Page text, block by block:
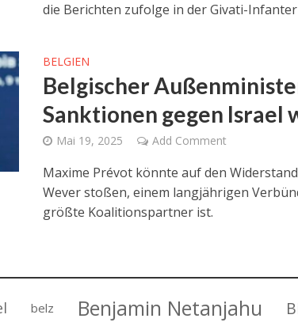
die Berichten zufolge in der Givati-
BELGIEN
Belgischer
Sanktionen gegen Israel
Mai 19, 2025 Add Comment
Maxime Prévot könnte auf den
Wever stoßen, einem langjährigen
größte Koalitionspartner ist.
belz Benjamin Netanjahu